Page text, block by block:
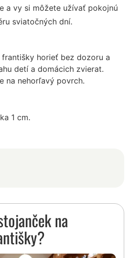
a vy si môžete užívať pokojnú
sviatočných dní.
horieť bez dozoru a
detí a domácich zvierat.
na nehorľavý povrch.
1 cm.
na